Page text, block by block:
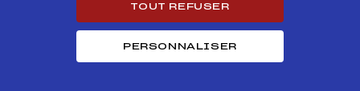
TOUT REFUSER
PERSONNALISER